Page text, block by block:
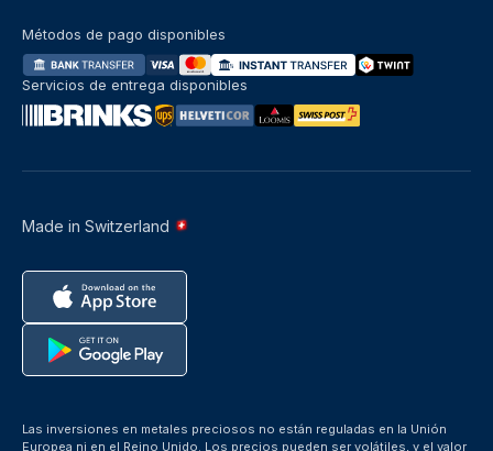
Made in Switzerland
Métodos de pago disponibles
Servicios de entrega disponibles
Las inversiones en metales preciosos no están reguladas en la Unión
Europea ni en el Reino Unido. Los precios pueden ser volátiles, y el valor